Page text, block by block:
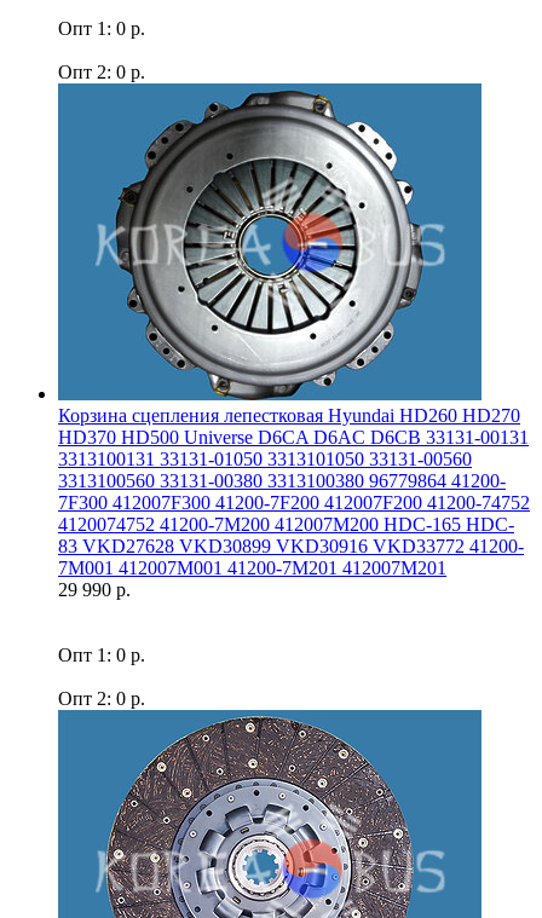
Опт 1: 0 р.
Опт 2: 0 р.
Корзина сцепления лепестковая Hyundai HD260 HD270
HD370 HD500 Universe D6CA D6AC D6CB 33131-00131
3313100131 33131-01050 3313101050 33131-00560
3313100560 33131-00380 3313100380 96779864 41200-
7F300 412007F300 41200-7F200 412007F200 41200-74752
4120074752 41200-7M200 412007M200 HDC-165 HDC-
83 VKD27628 VKD30899 VKD30916 VKD33772 41200-
7M001 412007M001 41200-7M201 412007M201
29 990 р.
Опт 1: 0 р.
Опт 2: 0 р.